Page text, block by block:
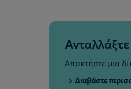
Αποκτήστε μια
Διαβάστε